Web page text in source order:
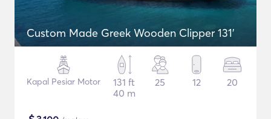
Custom Made Greek Wooden Clipper 131'
Kapal Pesiar Motor
131 ft
40 m
25 12 20